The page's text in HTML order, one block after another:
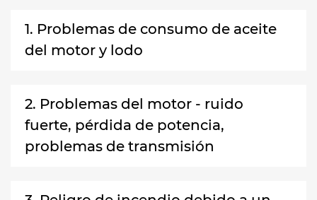
1. Problemas de consumo de aceite
del motor y lodo
2. Problemas del motor - ruido
fuerte, pérdida de potencia,
problemas de transmisión